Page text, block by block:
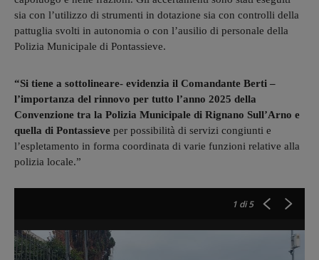
sia con l’utilizzo di strumenti in dotazione sia con controlli della
pattuglia svolti in autonomia o con l’ausilio di personale della
Polizia Municipale di Pontassieve.
“Si tiene a sottolineare- evidenzia il Comandante Berti –
l’importanza del rinnovo per tutto l’anno 2025 della
Convenzione tra la Polizia Municipale di Rignano Sull’Arno e
quella di Pontassieve per possibilità di servizi congiunti e
l’espletamento in forma coordinata di varie funzioni relative alla
polizia locale.”
1 di 5